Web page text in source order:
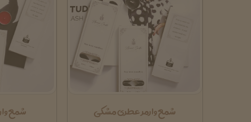
شمع وارمر عطری مشکی شمع